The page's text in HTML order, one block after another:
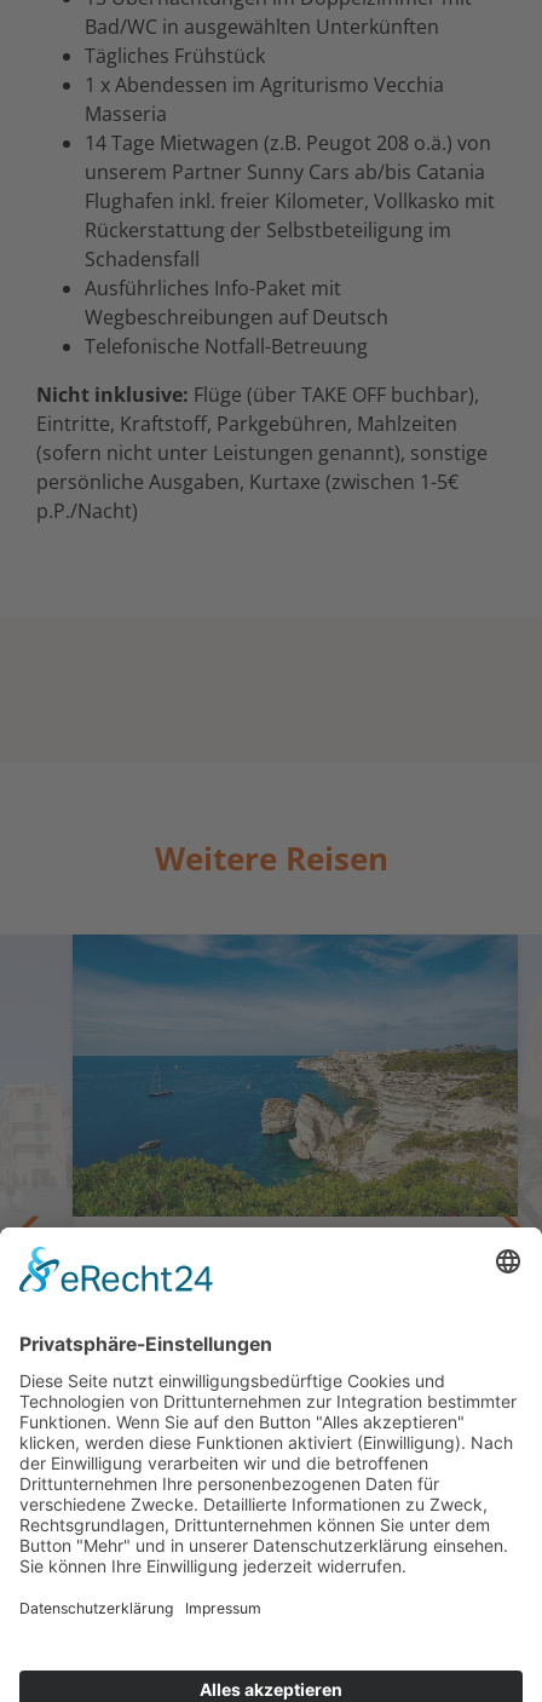
Bad/WC in ausgewählten Unterkünften
Tägliches Frühstück
1 x Abendessen im Agriturismo Vecchia
Masseria
14 Tage Mietwagen (z.B. Peugot 208 o.ä.) von
unserem Partner Sunny Cars ab/bis Catania
Flughafen inkl. freier Kilometer, Vollkasko mit
Rückerstattung der Selbstbeteiligung im
Schadensfall
Ausführliches Info-Paket mit
Wegbeschreibungen auf Deutsch
Telefonische Notfall-Betreuung
Nicht inklusive: Flüge (über TAKE OFF buchbar),
Eintritte, Kraftstoff, Parkgebühren, Mahlzeiten
(sofern nicht unter Leistungen genannt), sonstige
persönliche Ausgaben, Kurtaxe (zwischen 1-5€
p.P./Nacht)
Weitere Reisen
zwei Inselparadiese
15 Tage ab/bis Olbia
ab 2.290,— €